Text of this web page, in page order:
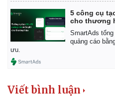
5 công cụ
cho thương
SmartAds
quảng cáo
ưu.
Viết bình luận